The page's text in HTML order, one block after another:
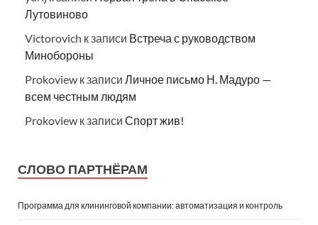
Лутовиново
Victorovich к записи Встреча с руководством
Минобороны
Prokoview к записи Личное письмо Н. Мадуро —
всем честным людям
Prokoview к записи Спорт жив!
СЛОВО ПАРТНЁРАМ
Программа для клининговой компании: автоматизация и контроль